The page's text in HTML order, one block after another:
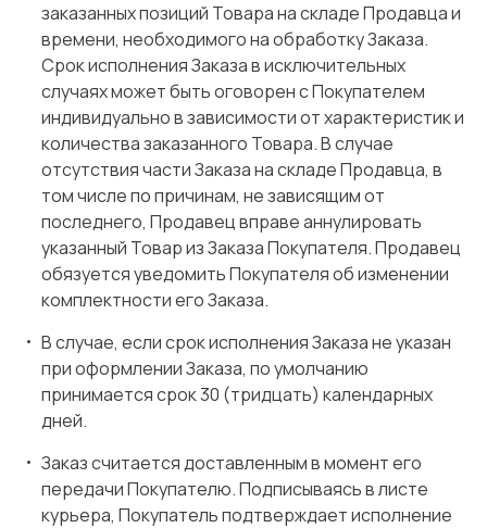
заказанных позиций Товара на складе Продавца и
времени, необходимого на обработку Заказа.
Срок исполнения Заказа в исключительных
случаях может быть оговорен с Покупателем
индивидуально в зависимости от характеристик и
количества заказанного Товара. В случае
отсутствия части Заказа на складе Продавца, в
том числе по причинам, не зависящим от
последнего, Продавец вправе аннулировать
указанный Товар из Заказа Покупателя. Продавец
обязуется уведомить Покупателя об изменении
комплектности его Заказа.
В случае, если срок исполнения Заказа не указан
при оформлении Заказа, по умолчанию
принимается срок 30 (тридцать) календарных
дней.
Заказ считается доставленным в момент его
передачи Покупателю. Подписываясь в листе
курьера, Покупатель подтверждает исполнение